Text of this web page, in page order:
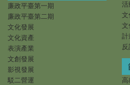
活
文
文
計
反
廉政平臺第一期
廉政平臺第二期
文化發展
文化資產
表演產業
文創發展
影視發展
駁二營運
高